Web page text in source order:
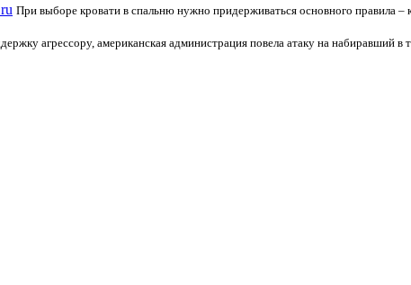
При выборе кровати в спальню нужно придерживаться основного правила
агрессору, американская администрация повела атаку на набиравший